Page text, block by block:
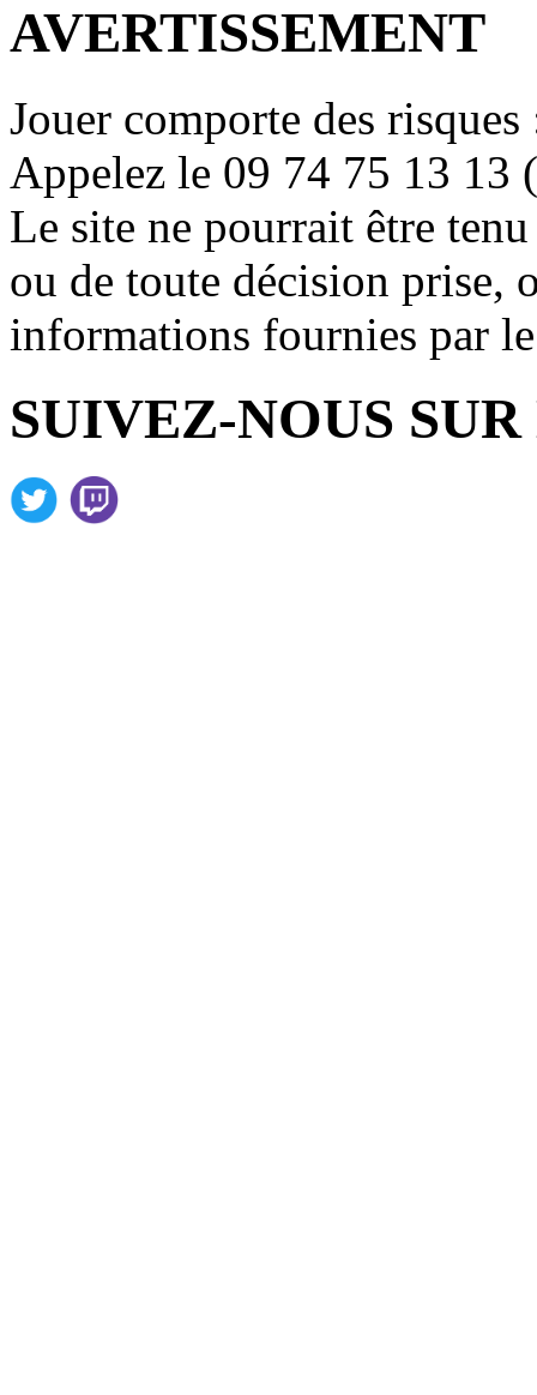
AVERTISSEMENT
Jouer comporte des
Appelez le 09 74 75 13 13
Le site ne pourrait être
ou de toute décision prise,
informations fournies par
SUIVEZ-NOUS